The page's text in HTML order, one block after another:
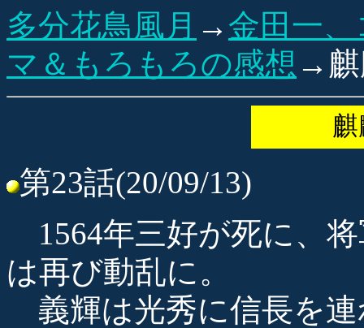
多分花鳥風月 → 金田一
マ＆もろもろの感想 →麒
第23話(20/09/13)
1564年三好が死に、
は再び動乱に。
義輝は光秀に信長を